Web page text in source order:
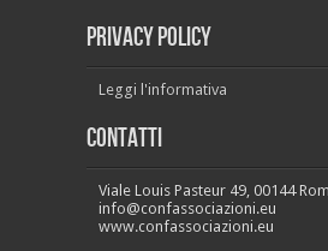
PRIVACY POLICY
Leggi l'informativa
Contatti
Viale Louis Pasteur 49, 00144
info@confassociazioni.eu
www.confassociazioni.eu